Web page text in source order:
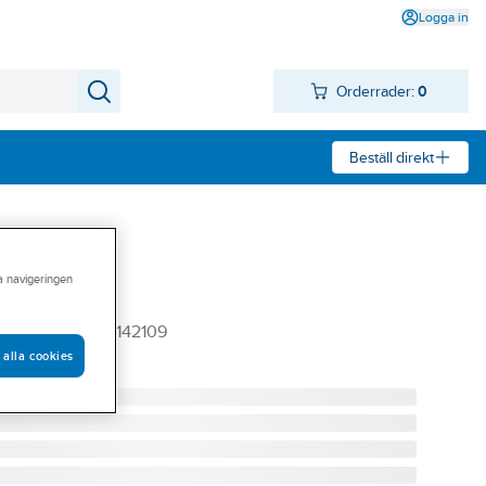
Logga in
Orderrader: 0
Beställ direkt
S.1 VIT 6380142109
navigeringen
alla cookies